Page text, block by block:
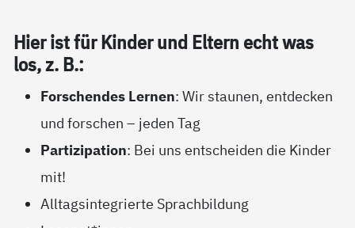
Hier ist für Kin­der und El­tern echt was
los, z. B.:
Forschendes Lernen: Wir staunen, entdecken
und forschen – jeden Tag
Partizipation: Bei uns entscheiden die Kinder
mit!
Alltagsintegrierte Sprachbildung